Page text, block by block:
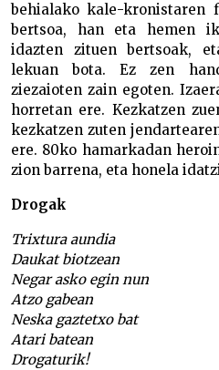
behialako kale-kronistaren
bertsoa, han eta hemen
idazten zituen bertsoak,
lekuan bota. Ez zen
ziezaioten zain egoten.
horretan ere. Kezkatzen
kezkatzen zuten
ere. 80ko hamarkadan
zion barrena, eta honela
Drogak
Trixtura aundia
Daukat biotzean
Negar asko egin nun
Atzo gabean
Neska gaztetxo bat
Atari batean
Drogaturik!